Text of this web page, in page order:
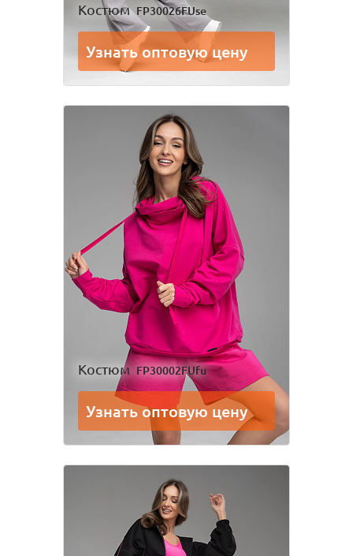
Костюм FP30026FUse
Узнать оптовую цену
Костюм FP30002FUfu
Узнать оптовую цену